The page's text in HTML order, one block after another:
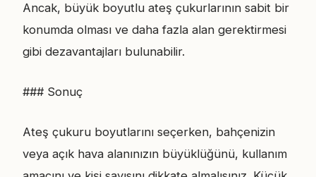
Ancak, büyük boyutlu ateş çukurlarının sabit bir
konumda olması ve daha fazla alan gerektirmesi
gibi dezavantajları bulunabilir.
### Sonuç
Ateş çukuru boyutlarını seçerken, bahçenizin
veya açık hava alanınızın büyüklüğünü, kullanım